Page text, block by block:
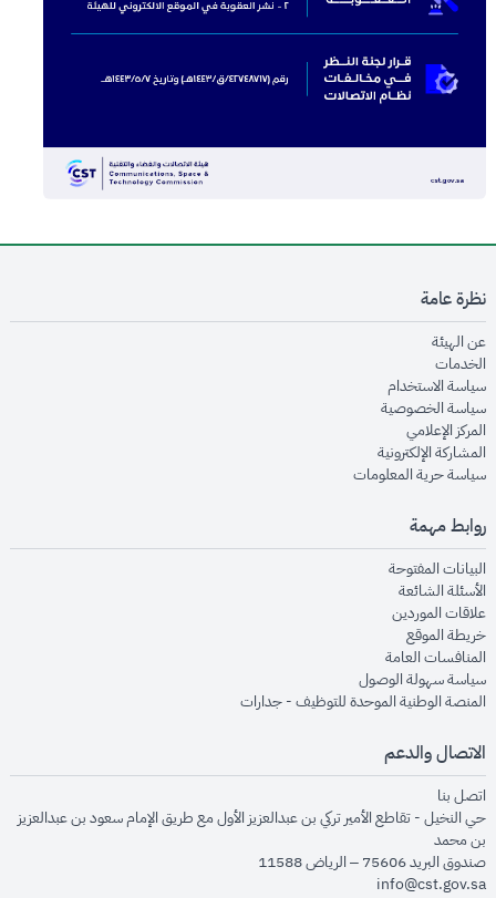
نظرة عامة
عن الهيئةopens in new window
الخدماتopens in new window
سياسة الاستخدام
سياسة الخصوصيةopens in new window
المركز الإعلاميopens in new window
المشاركة الإلكترونيةopens in new window
سياسة حرية المعلوماتopens in new window
روابط مهمة
البيانات المفتوحةopens in new window
الأسئلة الشائعةopens in new window
علاقات الموردينopens in new window
خريطة الموقعopens in new window
المنافسات العامةopens in new window
سياسة سهولة الوصولopens in new window
المنصة الوطنية الموحدة للتوظيف - جداراتopens in new window
الاتصال والدعم
اتصل بنا
حي النخيل - تقاطع الأمير تركي بن عبدالعزيز الأول مع طريق الإمام سعود بن عبدالعزيز
بن محمد
صندوق البريد 75606 – الرياض 11588
info@cst.gov.sa